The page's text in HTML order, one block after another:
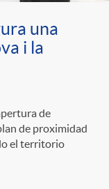
una
i la
de
de proximidad
el territorio